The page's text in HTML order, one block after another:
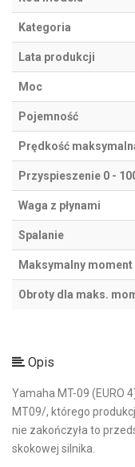
Kategoria
Lata produkcji
Moc
Pojemność
Prędkość
Przyspieszenie 0 -
Waga z płynami
Spalanie
Maksymalny
Obroty dla maks.
Opis
Yamaha MT-09 (EURO
MT09/, którego
nie zakończyła to
skokowej silnika.